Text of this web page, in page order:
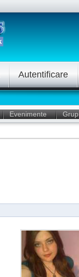
Autentificare
Evenimente